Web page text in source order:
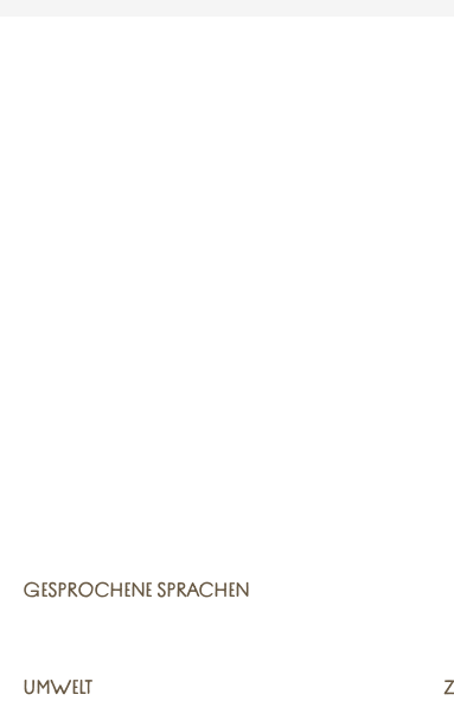
GESPROCHENE SPRACHEN
GESPROCHENE SPRACHEN
UMWELT
UMWELT